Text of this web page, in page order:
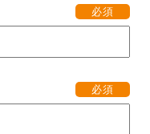
必須
必須